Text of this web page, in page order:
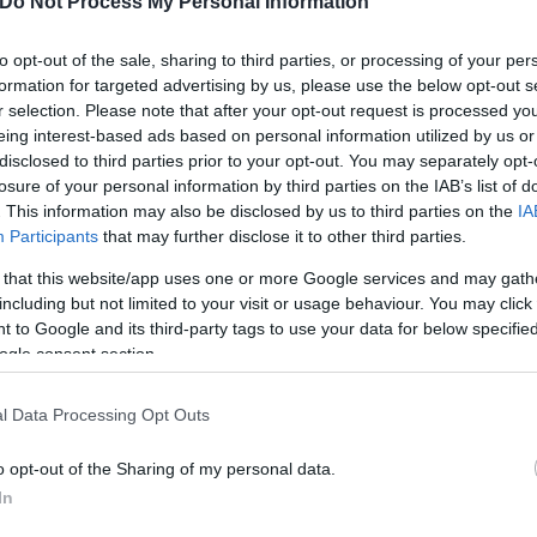
opt-out of the sale, sharing to third parties, or processing of your
for targeted advertising by us, please use the below opt-out
selection. Please note that after your opt-out request is processed
interest-based ads based on personal information utilized by us
to third parties prior to your opt-out. You may separately
of your personal information by third parties on the IAB’s list of
This information may also be disclosed by us to third parties on the
Participants that may further disclose it to other third parties.
that this website/app uses one or more Google services and may
but not limited to your visit or usage behaviour. You may
to Google and its third-party tags to use your data for below
consent section.
Data Processing Opt Outs
opt-out of the Sharing of my personal data.
αναρτήσεις του δολοφόνου της
Γρίβα για τη δολοφονία στο Αγρίνιο και
ο 30χρονος - «Το 'πιάσαν το παιδί», είπε
για το Αγρίνιο: «Ποιος περιοριστικός όρος
της Δώρας: «Έλεγε ότι θα τη σκοτώσει και
ραντεβού και τα 20 δραματικά λεπτά της